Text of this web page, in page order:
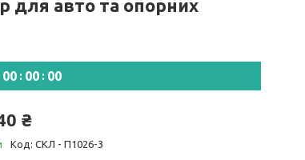
для авто та опорних
00 00 00
₴
Код: СКЛ - П1026-3